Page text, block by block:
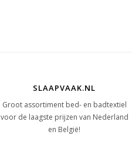
SLAAPVAAK.NL
Groot assortiment bed- en badtextiel
voor de laagste prijzen van Nederland
en België!